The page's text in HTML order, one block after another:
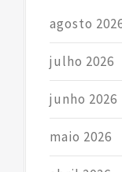
agosto
julho 2026
junho 2026
maio 2026